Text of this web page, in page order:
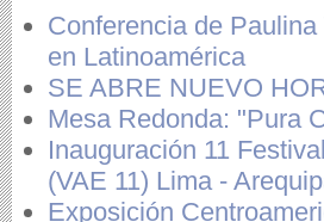
Conferencia de
en Latinoamérica
SE ABRE NUEVO
Mesa Redonda: "Pura
Inauguración 11
(VAE 11) Lima -
Exposición